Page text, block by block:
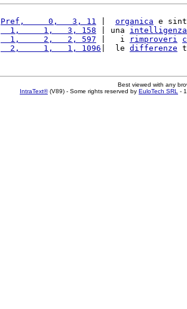
Pref,     0,   3, 11 organica e
  1,     1,   3, 158
| una intelligenza
  1,     2,   2, 597
|   i rimproveri
  2,     1,   1, 1096
|  le differenze
Best viewed with any
IntraText®(V89) - Some rights reserved by EuloTech SRL -